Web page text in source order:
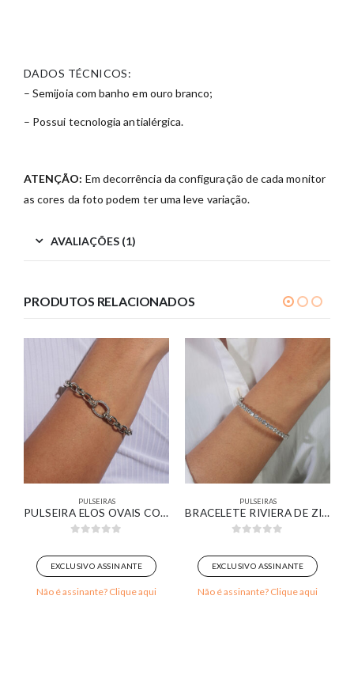
DADOS TÉCNICOS:
– Semijoia com banho em ouro branco;
– Possui tecnologia antialérgica.
ATENÇÃO: Em decorrência da configuração de cada monitor
as cores da foto podem ter uma leve variação.
AVALIAÇÕES (1)
PRODUTOS RELACIONADOS
PULSEIRAS
PULSEIRA ELOS OVAIS COM DETALHES CRAVEJADO BANHADO EM OURO BRANCO
EXCLUSIVO ASSINANTE
Não é assinante? Clique aqui
PULSEIRAS
BRACELETE RIVIERA DE ZIRCÔNIAS REDONDAS CRISTAL BANHADO EM OURO BRANCO
EXCLUSIVO ASSINANTE
Não é assinante? Clique aqui